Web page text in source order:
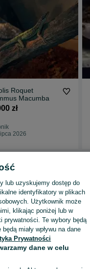
Roquet
Macumba
zł
2026
akwariowe
Dekoracje
Wyświetlenia:
lub uzyskujemy dostęp do
identyfikatory w plikach
Użytkownik może
klikając poniżej lub w
prywatności. Te wybory będą
miały wpływu na dane
Prywatności
dane w celu